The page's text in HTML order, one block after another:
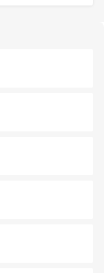
る外せないスポット